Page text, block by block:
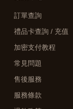
訂單查詢
禮品卡查詢 / 充值
加密支付教程
常見問題
售後服務
服務條款